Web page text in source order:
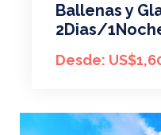
Ballenas y
2Dias/
Desde: